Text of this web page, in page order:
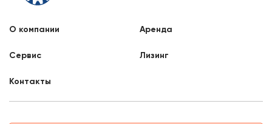
О компании Аренда
Сервис Лизинг
Контакты